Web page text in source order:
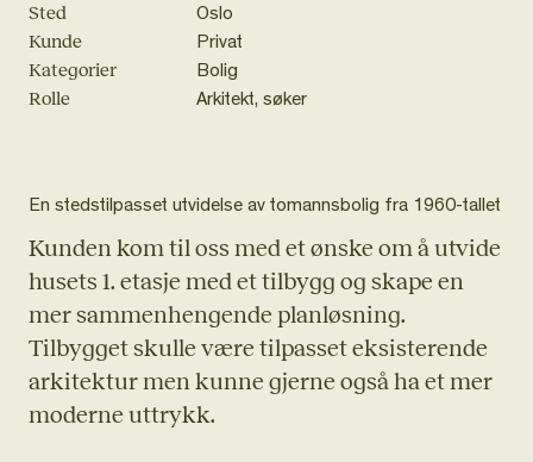
Sted Oslo
Kunde Privat
Kategorier Bolig
Rolle Arkitekt, søker
En stedstilpasset utvidelse av tomannsbolig fra 1960-tallet
Kunden kom til oss med et ønske om å utvide
husets 1. etasje med et tilbygg og skape en
mer sammenhengende planløsning.
Tilbygget skulle være tilpasset eksisterende
arkitektur men kunne gjerne også ha et mer
moderne uttrykk.